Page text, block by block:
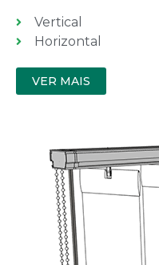
Vertical
Horizontal
VER MAIS